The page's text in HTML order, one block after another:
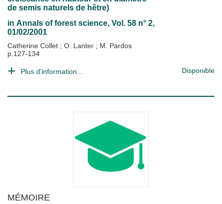
de semis naturels de hêtre)
in Annals of forest science, Vol. 58 n° 2,
01/02/2001
Catherine Collet ; O. Lanter ; M. Pardos
p.127-134
Plus d'information... Disponible
MÉMOIRE